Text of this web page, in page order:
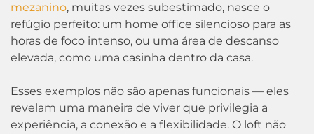
mezanino, muitas vezes subestimado, nasce o
refúgio perfeito: um home office silencioso para as
horas de foco intenso, ou uma área de descanso
elevada, como uma casinha dentro da casa.
Esses exemplos não são apenas funcionais — eles
revelam uma maneira de viver que privilegia a
experiência, a conexão e a flexibilidade. O loft não